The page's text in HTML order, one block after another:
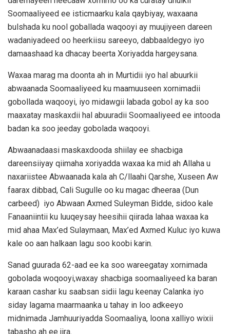
Soomaaliyeed ee isticmaarku kala qaybiyay, waxaana
bulshada ku nool goballada waqooyi ay muujiyeen dareen
wadaniyadeed oo heerkiisu sareeyo, dabbaaldegyo iyo
damaashaad ka dhacay beerta Xoriyadda hargeysana.
Waxaa marag ma doonta ah in Murtidii iyo hal abuurkii
abwaanada Soomaaliyeed ku maamuuseen xornimadii
gobollada waqooyi, iyo midawgii labada gobol ay ka soo
maaxatay maskaxdii hal abuuradii Soomaaliyeed ee intooda
badan ka soo jeeday gobolada waqooyi.
Abwaanadaasi maskaxdooda shiilay ee shacbiga
dareensiiyay qiimaha xoriyadda waxaa ka mid ah Allaha u
naxariistee Abwaanada kala ah C/llaahi Qarshe, Xuseen Aw
faarax dibbad, Cali Sugulle oo ku magac dheeraa (Dun
carbeed) iyo Abwaan Axmed Suleyman Bidde, sidoo kale
Fanaaniintii ku luuqeysay heesihii qiirada lahaa waxaa ka
mid ahaa Max’ed Sulaymaan, Max’ed Axmed Kuluc iyo kuwa
kale oo aan halkaan lagu soo koobi karin.
Sanad guurada 62-aad ee ka soo wareegatay xornimada
gobolada woqooyi,waxay shacbiga soomaaliyeed ka baran
karaan cashar ku saabsan sidii lagu keenay Calanka iyo
siday lagama maarmaanka u tahay in loo adkeeyo
midnimada Jamhuuriyadda Soomaaliya, loona xalliyo wixii
tabasho ah ee jira.